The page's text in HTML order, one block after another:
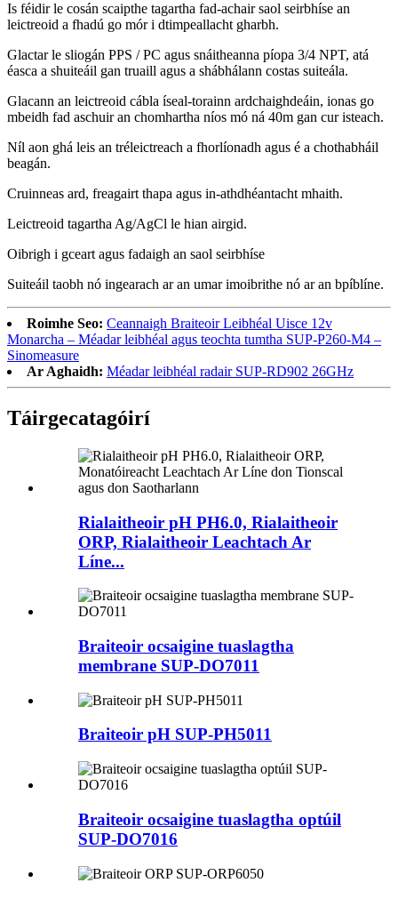
Is féidir le cosán scaipthe tagartha fad-achair saol seirbhíse an
leictreoid a fhadú go mór i dtimpeallacht gharbh.
Glactar le sliogán PPS / PC agus snáitheanna píopa 3/4 NPT, atá
éasca a shuiteáil gan truaill agus a shábhálann costas suiteála.
Glacann an leictreoid cábla íseal-torainn ardchaighdeáin, ionas go
mbeidh fad aschuir an chomhartha níos mó ná 40m gan cur isteach.
Níl aon ghá leis an tréleictreach a fhorlíonadh agus é a chothabháil
beagán.
Cruinneas ard, freagairt thapa agus in-athdhéantacht mhaith.
Leictreoid tagartha Ag/AgCl le hian airgid.
Oibrigh i gceart agus fadaigh an saol seirbhíse
Suiteáil taobh nó ingearach ar an umar imoibrithe nó ar an bpíblíne.
Roimhe Seo: Ceannaigh Braiteoir Leibhéal Uisce 12v
Monarcha – Méadar leibhéal agus teochta tumtha SUP-P260-M4 –
Sinomeasure
Ar Aghaidh: Méadar leibhéal radair SUP-RD902 26GHz
Táirgecatagóirí
Rialaitheoir pH PH6.0, Rialaitheoir
ORP, Rialaitheoir Leachtach Ar
Líne...
Braiteoir ocsaigine tuaslagtha
membrane SUP-DO7011
Braiteoir pH SUP-PH5011
Braiteoir ocsaigine tuaslagtha optúil
SUP-DO7016